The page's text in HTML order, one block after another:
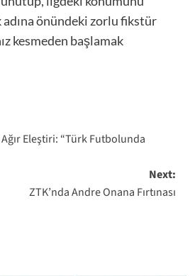
önündeki zorlu fikstür
kesmeden başlamak
Eleştiri: “Türk Futbolunda
Next:
ZTK’nda Andre Onana Fırtınası